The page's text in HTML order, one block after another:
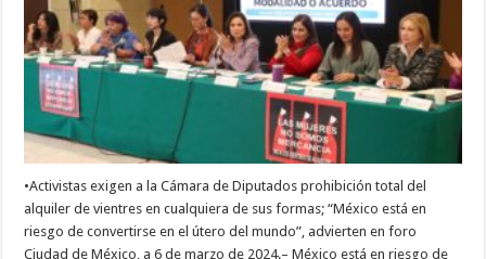
•Activistas exigen a la Cámara de Diputados prohibición total del
alquiler de vientres en cualquiera de sus formas; “México está en
riesgo de convertirse en el útero del mundo”, advierten en foro
Ciudad de México, a 6 de marzo de 2024.– México está en riesgo de